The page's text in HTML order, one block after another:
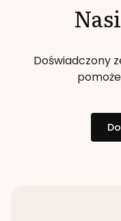
Nasi
Doświadczony